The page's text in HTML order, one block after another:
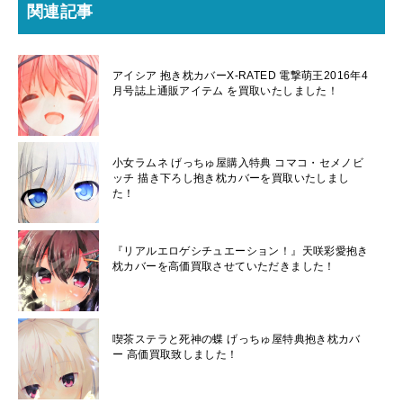
関連記事
アイシア 抱き枕カバーX-RATED 電撃萌王2016年4
月号誌上通販アイテム を買取いたしました！
小女ラムネ げっちゅ屋購入特典 コマコ・セメノビ
ッチ 描き下ろし抱き枕カバーを買取いたしまし
た！
『リアルエロゲシチュエーション！』天咲彩愛抱き
枕カバーを高価買取させていただきました！
喫茶ステラと死神の蝶 げっちゅ屋特典抱き枕カバ
ー 高価買取致しました！